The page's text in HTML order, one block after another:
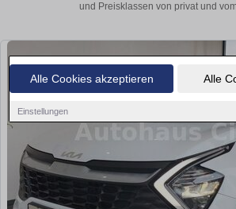
Alle Cookies akzeptieren Alle
Einstellungen
und Preisklassen von privat und